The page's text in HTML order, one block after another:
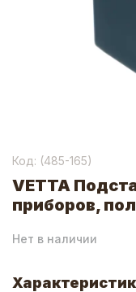
Код: (485-165)
VETTA
приборов,
Нет в наличии